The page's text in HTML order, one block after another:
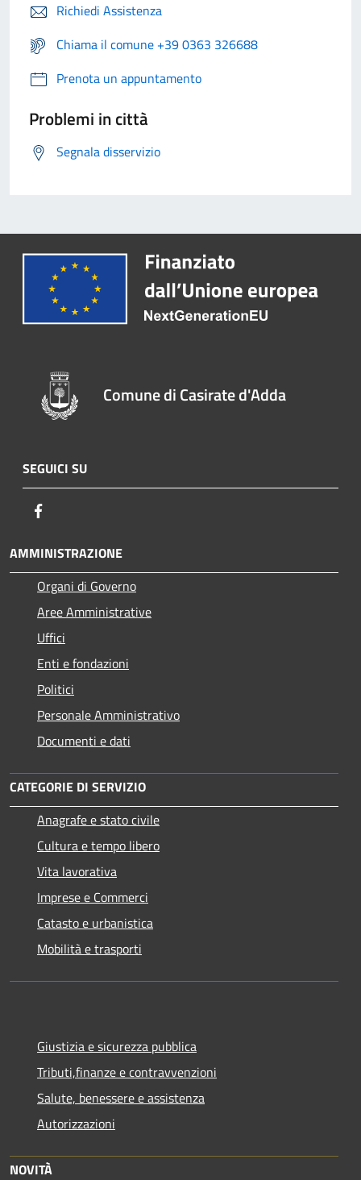
Richiedi Assistenza
Chiama il comune +39 0363 326688
Prenota un appuntamento
Problemi in città
Segnala disservizio
Comune di Casirate d'Adda
SEGUICI SU
AMMINISTRAZIONE
Organi di Governo
Aree Amministrative
Uffici
Enti e fondazioni
Politici
Personale Amministrativo
Documenti e dati
CATEGORIE DI SERVIZIO
Anagrafe e stato civile
Cultura e tempo libero
Vita lavorativa
Imprese e Commerci
Catasto e urbanistica
Mobilità e trasporti
Giustizia e sicurezza pubblica
Tributi,finanze e contravvenzioni
Salute, benessere e assistenza
Autorizzazioni
NOVITÀ